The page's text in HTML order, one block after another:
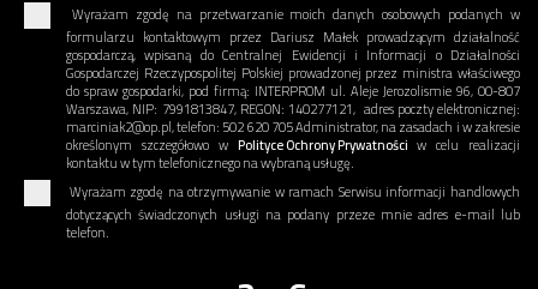
Wyrażam zgodę na przetwarzanie moich danych osobowych podanych w
formularzu kontaktowym przez Dariusz Małek prowadzącym działalność
gospodarczą, wpisaną do Centralnej Ewidencji i Informacji o Działalności
Gospodarczej Rzeczypospolitej Polskiej prowadzonej przez ministra właściwego
do spraw gospodarki, pod firmą: INTERPROM ul. Aleje Jerozolismie 96, 00-807
Warszawa, NIP: 7991813847, REGON: 140277121, adres poczty elektronicznej:
marciniak2@op.pl, telefon: 502 620 705 Administrator, na zasadach i w zakresie
określonym szczegółowo w Polityce Ochrony Prywatności w celu realizacji
kontaktu w tym telefonicznego na wybraną usługę.
Wyrażam zgodę na otrzymywanie w ramach Serwisu informacji handlowych
dotyczących świadczonych usługi na podany przeze mnie adres e-mail lub
telefon.